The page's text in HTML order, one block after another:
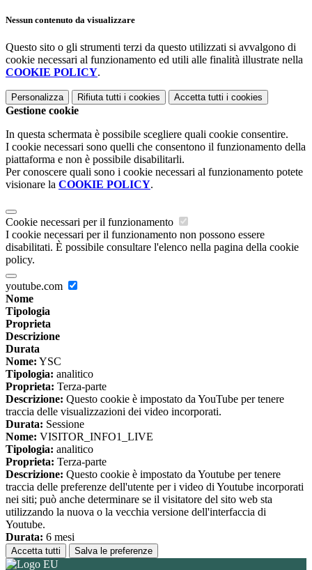
Nessun contenuto da visualizzare
Questo sito o gli strumenti terzi da questo utilizzati si avvalgono di
cookie necessari al funzionamento ed utili alle finalità illustrate nella
COOKIE POLICY.
Personalizza Rifiuta tutti i cookies Accetta tutti i cookies
Gestione cookie
In questa schermata è possibile scegliere quali cookie consentire.
I cookie necessari sono quelli che consentono il funzionamento della
piattaforma e non è possibile disabilitarli.
Per conoscere quali sono i cookie necessari al funzionamento potete
visionare la COOKIE POLICY.
Cookie necessari per il funzionamento
I cookie necessari per il funzionamento non possono essere
disabilitati. È possibile consultare l'elenco nella pagina della cookie
policy.
youtube.com
Nome
Tipologia
Proprieta
Descrizione
Durata
Nome: YSC
Tipologia: analitico
Proprieta: Terza-parte
Descrizione: Questo cookie è impostato da YouTube per tenere
traccia delle visualizzazioni dei video incorporati.
Durata: Sessione
Nome: VISITOR_INFO1_LIVE
Tipologia: analitico
Proprieta: Terza-parte
Descrizione: Questo cookie è impostato da Youtube per tenere
traccia delle preferenze dell'utente per i video di Youtube incorporati
nei siti; può anche determinare se il visitatore del sito web sta
utilizzando la nuova o la vecchia versione dell'interfaccia di
Youtube.
Durata: 6 mesi
Accetta tutti Salva le preferenze